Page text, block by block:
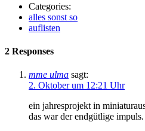
Categories:
alles sonst so
auflisten
2 Responses
mme ulma sagt:
2. Oktober um 12:21 Uhr
ein jahresprojekt in
das war der endgütlige